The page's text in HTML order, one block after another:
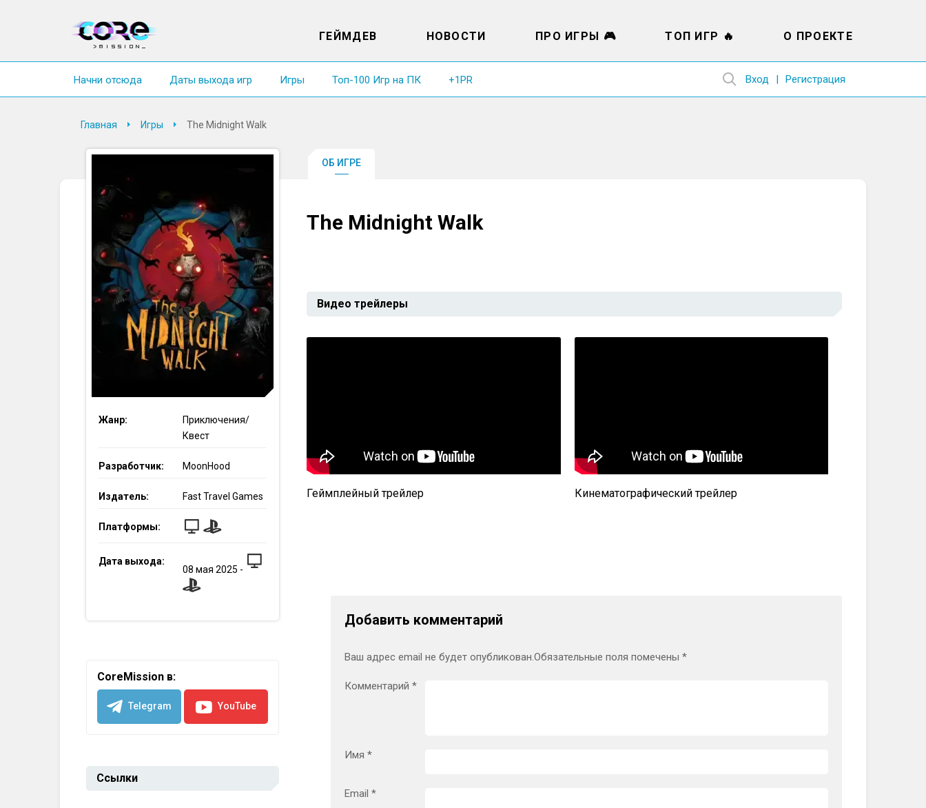
Вход Регистрация
ГЕЙМДЕВ НОВОСТИ ПРО ИГРЫ 🎮 ТОП ИГР 🔥 О ПРОЕКТЕ
Начни отсюда Даты выхода игр Игры Топ-100 Игр на ПК +1PR
Главная Игры The Midnight Walk
ОБ ИГРЕ
The Midnight Walk
Видео трейлеры
Геймплейный трейлер Кинематографический трейлер
Добавить комментарий
Ваш адрес email не будет опубликован.Обязательные поля помечены *
Комментарий *
Имя *
Email *
Жанр:
Приключения/
Квест
Разработчик: MoonHood
Издатель: Fast Travel Games
Платформы:
Дата выхода:
08 мая 2025 -
CoreMission в:
Telegram YouTube
Ссылки